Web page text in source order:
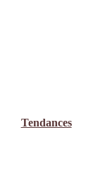
Tendances